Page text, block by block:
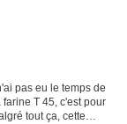
pas eu le temps de
T 45, c'est pour
tout ça, cette